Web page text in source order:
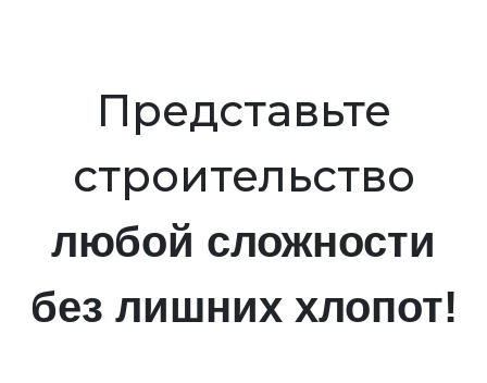
Представьте
строительство
любой сложности
без лишних хлопот!